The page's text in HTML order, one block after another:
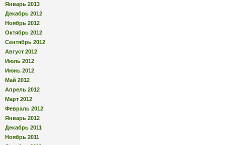
Январь 2013
Декабрь 2012
Ноябрь 2012
Октябрь 2012
Сентябрь 2012
Август 2012
Июль 2012
Июнь 2012
Май 2012
Апрель 2012
Март 2012
Февраль 2012
Январь 2012
Декабрь 2011
Ноябрь 2011